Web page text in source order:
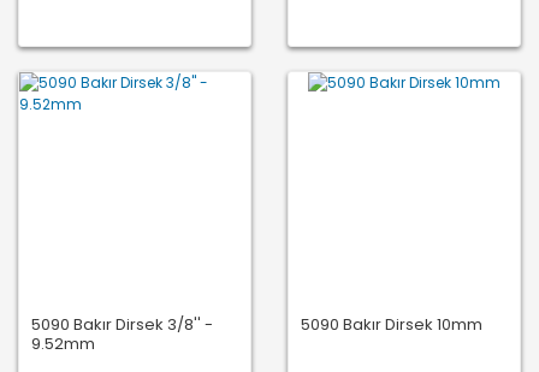
5090 Bakır Dirsek 3/8'' -
9.52mm
5090 Bakır Dirsek 10mm